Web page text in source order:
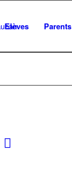
Elèves Parents